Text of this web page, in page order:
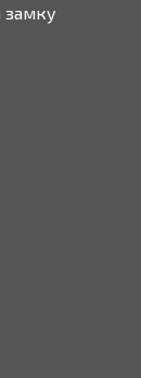
замку